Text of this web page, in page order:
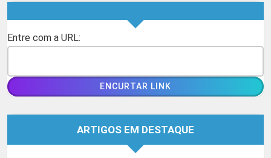
Entre com a URL:
ARTIGOS EM DESTAQUE